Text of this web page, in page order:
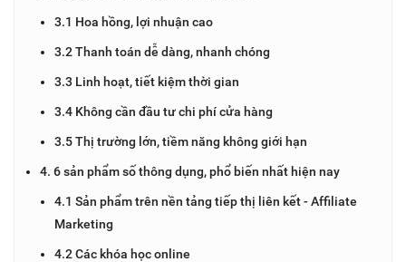
3.1 Hoa hồng, lợi nhuận cao
3.2 Thanh toán dễ dàng, nhanh chóng
3.3 Linh hoạt, tiết kiệm thời gian
3.4 Không cần đầu tư chi phí cửa hàng
3.5 Thị trường lớn, tiềm năng không giới hạn
4. 6 sản phẩm số thông dụng, phổ biến nhất hiện nay
4.1 Sản phẩm trên nền tảng tiếp thị liên kết - Affiliate
Marketing
4.2 Các khóa học online